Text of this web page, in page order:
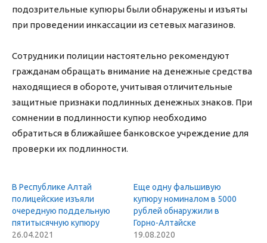
подозрительные купюры были обнаружены и изъяты
при проведении инкассации из сетевых магазинов.
Сотрудники полиции настоятельно рекомендуют
гражданам обращать внимание на денежные средства
находящиеся в обороте, учитывая отличительные
защитные признаки подлинных денежных знаков. При
сомнении в подлинности купюр необходимо
обратиться в ближайшее банковское учреждение для
проверки их подлинности.
В Республике Алтай
полицейские изъяли
очередную поддельную
пятитысячную купюру
26.04.2021
Еще одну фальшивую
купюру номиналом в 5000
рублей обнаружили в
Горно-Алтайске
19.08.2020